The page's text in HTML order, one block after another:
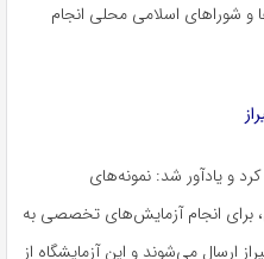
و شوراهای اسلامی محلی انجام
و یادآور شد: نمونه‌های
برای انجام آزمایش‌های تخصصی به
ارسال می‌شوند و این آزمایشگاه از